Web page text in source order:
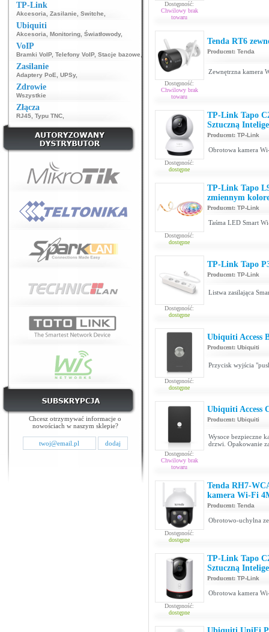
TP-Link
Akcesoria Zasilanie Switche
Ubiquiti
Akcesoria Monitoring Światłowody,
VoIP
Bramki VoIP, Telefony VoIP, Stacje bazowe
Zasilanie
Adaptery PoE UPSy,
Zdrowie
Wszystkie
Złącza
RJ45 Typu TNC
Chcesz otrzymywać informacje o
nowościach w naszym sklepie?
Dostępność:
Chwilowy brak
towaru
Dostępność:
Chwilowy brak
towaru
Tenda RT6
Producent: Tenda
Zewnętrzna kamera
Dostępność:
dostępne
TP-Link Tapo
Sztuczną
Producent: TP-Link
Obrotowa kamera
Dostępność:
dostępne
TP-Link Tapo
zmiennym
Producent: TP-Link
Taśma LED Smart
Dostępność:
dostępne
TP-Link Tapo
Producent: TP-Link
Listwa zasilająca
Dostępność:
dostępne
Ubiquiti Access
Producent: Ubiquiti
Przycisk wyjścia
Dostępność:
Chwilowy brak
towaru
Ubiquiti Access
Producent: Ubiquiti
Wysoce bezpieczne
drzwi. Opakowanie
Dostępność:
dostępne
Tenda RH7-
kamera Wi-Fi
Producent: Tenda
Obrotowo-uchylna
Dostępność:
dostępne
TP-Link Tapo
Sztuczną
Producent: TP-Link
Obrotowa kamera